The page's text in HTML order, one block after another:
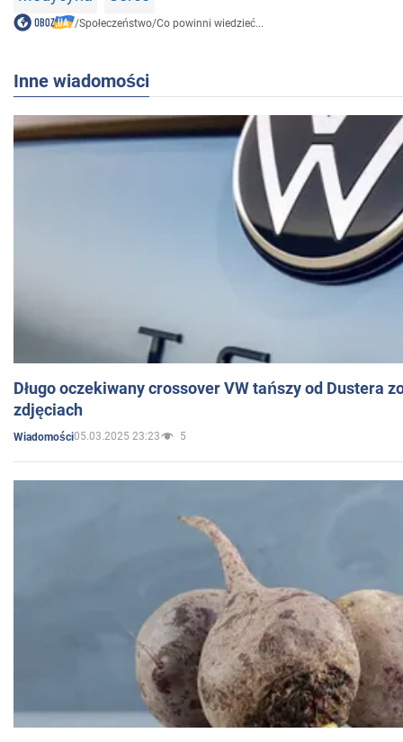
/Społeczeństwo/Co powinni wiedzieć...
Inne wiadomości
Długo oczekiwany crossover VW tańszy od Dustera
zdjęciach
Wiadomości05.03.2025 23:23 5